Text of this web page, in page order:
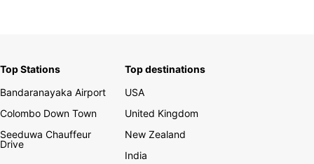
Top Stations
Bandaranayaka Airport
Colombo Down Town
Seeduwa Chauffeur
Drive
Top destinations
USA
United Kingdom
New Zealand
India